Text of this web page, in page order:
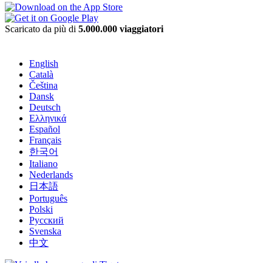
Scaricato da più di 5.000.000 viaggiatori
English
Català
Čeština
Dansk
Deutsch
Ελληνικά
Español
Français
한국어
Italiano
Nederlands
日本語
Português
Polski
Русский
Svenska
中文